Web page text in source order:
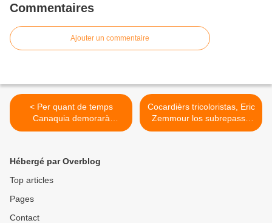
Commentaires
Ajouter un commentaire
< Per quant de temps
Canaquia demorarà
francesa ?
Cocardièrs tricoloristas, Eric
Zemmour los subrepassa
totes >
Hébergé par Overblog
Top articles
Pages
Contact